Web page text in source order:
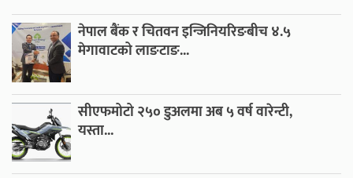
नेपाल बैंक र चितवन इन्जिनियरिङबीच ४.५
मेगावाटको लाङटाङ...
सीएफमोटो २५० डुअलमा अब ५ वर्ष वारेन्टी,
यस्ता...